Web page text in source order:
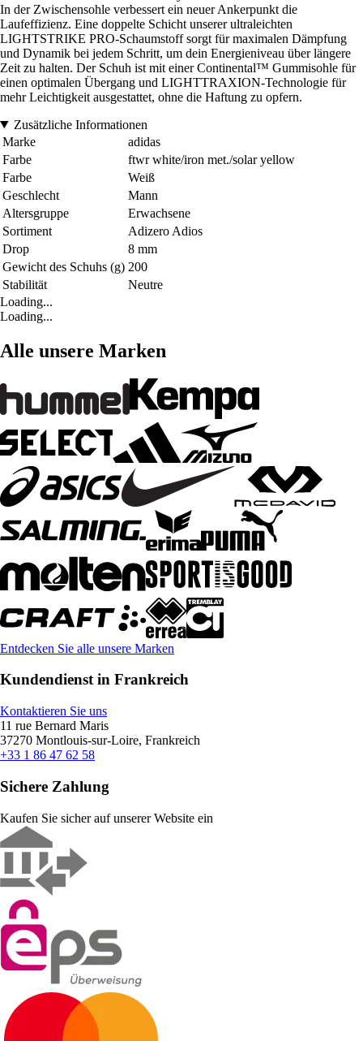
In der Zwischensohle verbessert ein neuer Ankerpunkt die
Laufeffizienz. Eine doppelte Schicht unserer ultraleichten
LIGHTSTRIKE PRO-Schaumstoff sorgt für maximalen Dämpfung
und Dynamik bei jedem Schritt, um dein Energieniveau über längere
Zeit zu halten. Der Schuh ist mit einer Continental™ Gummisohle für
einen optimalen Übergang und LIGHTTRAXION-Technologie für
mehr Leichtigkeit ausgestattet, ohne die Haftung zu opfern.
Zusätzliche Informationen
Marke
adidas
Farbe
ftwr white/iron met./solar yellow
Farbe
Weiß
Geschlecht
Mann
Altersgruppe
Erwachsene
Sortiment
Adizero Adios
Drop
8 mm
Gewicht des Schuhs (g) 200
Stabilität
Neutre
Loading...
Loading...
Alle unsere Marken
Entdecken Sie alle unsere Marken
Kundendienst in Frankreich
Kontaktieren Sie uns
11 rue Bernard Maris
37270 Montlouis-sur-Loire, Frankreich
+33 1 86 47 62 58
Sichere Zahlung
Kaufen Sie sicher auf unserer Website ein